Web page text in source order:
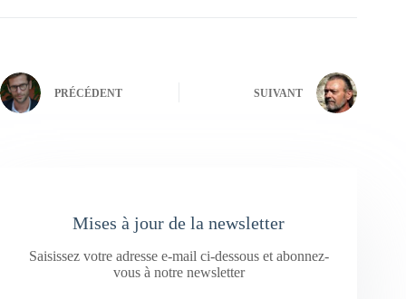
PRÉCÉDENT SUIVANT
Mises à jour de la newsletter
Saisissez votre adresse e-mail ci-dessous et abonnez-
vous à notre newsletter